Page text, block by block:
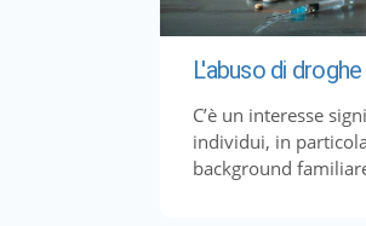
L'abuso di
C’è un interesse
individui, in
background